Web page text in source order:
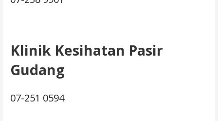
Klinik Kesihatan Pasir
Gudang
07-251 0594